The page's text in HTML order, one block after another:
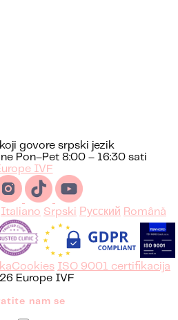
govore srpski jezik
Pon–Pet 8:00 – 16:30 sati
IVF
Italiano Srpski Русский Română
Cookies
ISO 9001 certifikacija
Europe IVF
nam se